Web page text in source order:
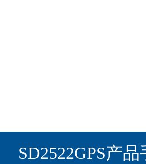
SD2522GPS产